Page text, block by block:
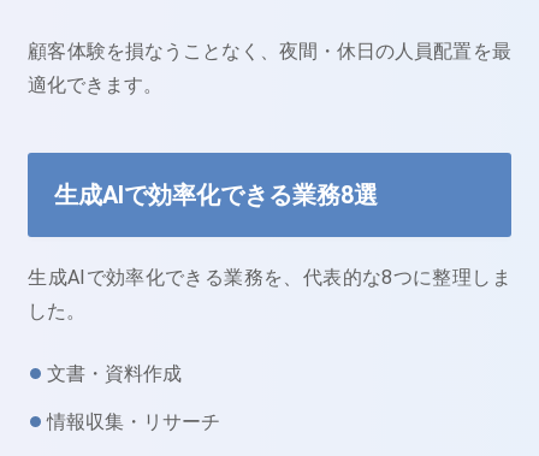
顧客体験を損なうことなく、夜間・休日の人員配置を最
適化できます。
生成AIで効率化できる業務8選
生成AIで効率化できる業務を、代表的な8つに整理しま
した。
文書・資料作成
情報収集・リサーチ